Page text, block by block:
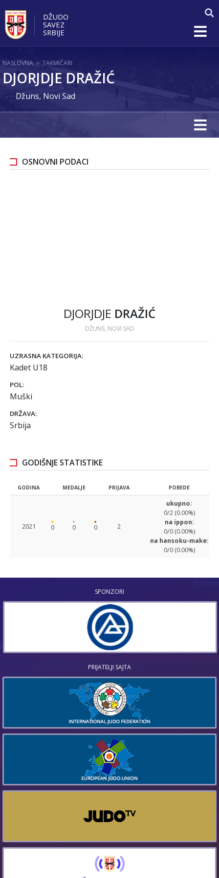
DŽUDO
SAVEZ
SRBIJE
NASLOVNA > TAKMIČARI
DJORJDJE DRAŽIĆ
Džuns, Novi Sad
OSNOVNI PODACI
DJORJDJE DRAŽIĆ
DŽUNS, NOVI SAD
UZRASNA KATEGORIJA:
Kadet U18
POL:
Muški
DRŽAVA:
Srbija
GODIŠNJE STATISTIKE
GODINA MEDALJE PRIJAVA POBEDE
2021 0 0 0 2
ukupno:
0/2 (0.00%)
na ippon:
0/0 (0.00%)
na hansoku-make:
0/0 (0.00%)
SPONZORI
PRIJATELJI SAJTA